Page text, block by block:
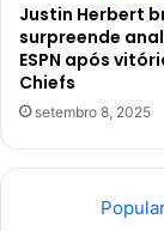
Justin Herbert
surpreende
ESPN após
Chiefs
setembro 8, 2025